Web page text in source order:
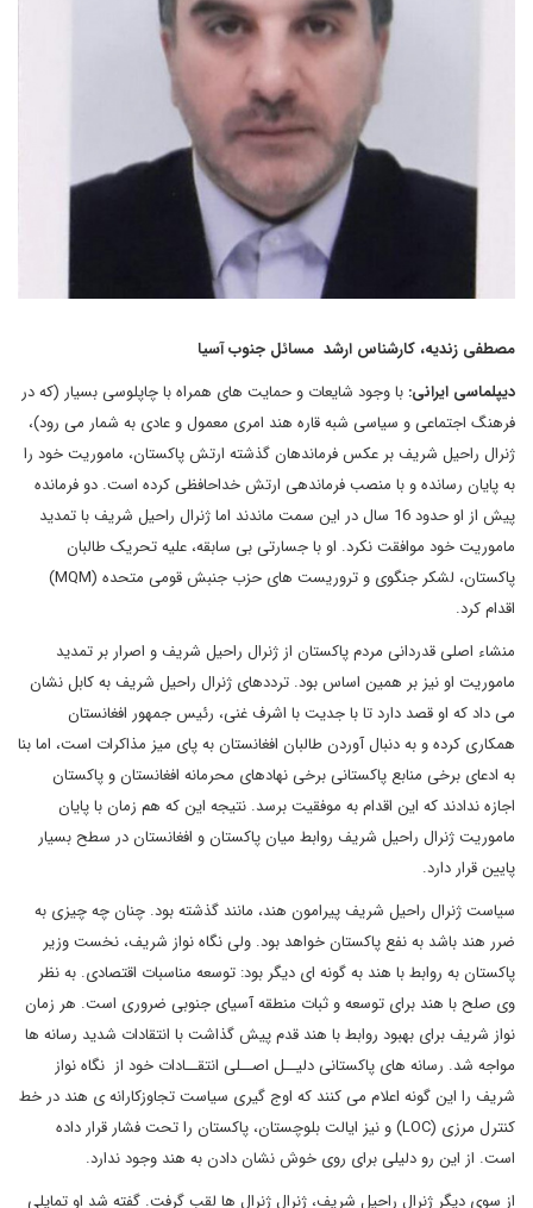
مصطفی زندیه، کارشناس ارشد مسائل جنوب آسیا
دیپلماسی ایرانی: با وجود شایعات و حمایت های همراه با چاپلوسی بسیار (که در
فرهنگ اجتماعی و سیاسی شبه قاره هند امری معمول و عادی به شمار می رود)،
ژنرال راحیل شریف بر عکس فرماندهان گذشته ارتش پاکستان، ماموریت خود را
به پایان رسانده و با منصب فرماندهی ارتش خداحافظی کرده است. دو فرمانده
پیش از او حدود 16 سال در این سمت ماندند اما ژنرال راحیل شریف با تمدید
ماموریت خود موافقت نکرد. او با جسارتی بی سابقه، علیه تحریک طالبان
پاکستان، لشکر جنگوی و تروریست های حزب جنبش قومی متحده (MQM
)
اقدام کرد.
منشاء اصلی قدردانی مردم پاکستان از ژنرال راحیل شریف و اصرار بر تمدید
ماموریت او نیز بر همین اساس بود. ترددهای ژنرال راحیل شریف به کابل نشان
می داد که او قصد دارد تا با جدیت با اشرف غنی، رئیس جمهور افغانستان
همکاری کرده و به دنبال آوردن طالبان افغانستان به پای میز مذاکرات است، اما بنا
به ادعای برخی منابع پاکستانی برخی نهادهای محرمانه افغانستان و پاکستان
اجازه ندادند که این اقدام به موفقیت برسد. نتیجه این که هم زمان با پایان
ماموریت ژنرال راحیل شریف روابط میان پاکستان و افغانستان در سطح بسیار
پایین قرار دارد.
سیاست ژنرال راحیل شریف پیرامون هند، مانند گذشته بود. چنان چه چیزی به
ضرر هند باشد به نفع پاکستان خواهد بود. ولی نگاه نواز شریف، نخست وزیر
پاکستان به روابط با هند به گونه ای دیگر بود: توسعه مناسبات اقتصادی. به نظر
وی صلح با هند برای توسعه و ثبات منطقه آسیای جنوبی ضروری است. هر زمان
نواز شریف برای بهبود روابط با هند قدم پیش گذاشت با انتقادات شدید رسانه ها
مواجه شد. رسانه های پاکستانی دلیــل اصــلی انتقــادات خود از نگاه نواز
شریف را این گونه اعلام می کنند که اوج گیری سیاست تجاوزکارانه ی هند در خط
کنترل مرزی (LOC) و نیز ایالت بلوچستان، پاکستان را تحت فشار قرار داده
است. از این رو دلیلی برای روی خوش نشان دادن به هند وجود ندارد.
از سوی دیگر ژنرال راحیل شریف، ژنرالِ ژنرال ها لقب گرفت. گفته شد او تمایلی